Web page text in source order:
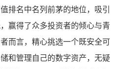
排名中名列前茅的地位，吸引
赢得了众多投资者的倾心与青
而言，精心挑选一个既安全可
和管理自己的数字资产，无疑